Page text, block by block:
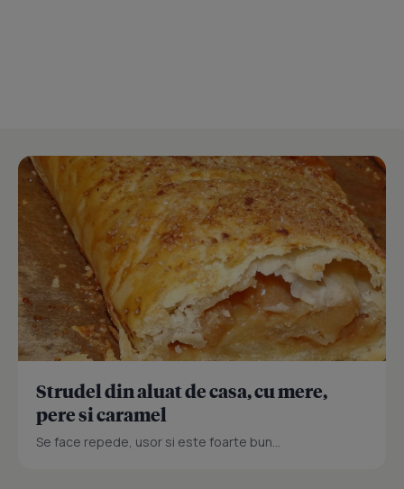
Strudel din aluat de casa, cu mere,
pere si caramel
Se face repede, usor si este foarte bun...